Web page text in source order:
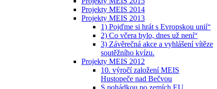
Projekty MEIS 2014
Projekty MEIS 2013
1) Pojďme si hrát s Evropskou unií“
2) Co včera bylo, dnes už není“
3) Závěrečná akce a vyhlášení vítěze
soutěžního kvízu.
Projekty MEIS 2012
10. výročí založení MEIS
Hustopeče nad Bečvou
S pohádkou po zemích EU